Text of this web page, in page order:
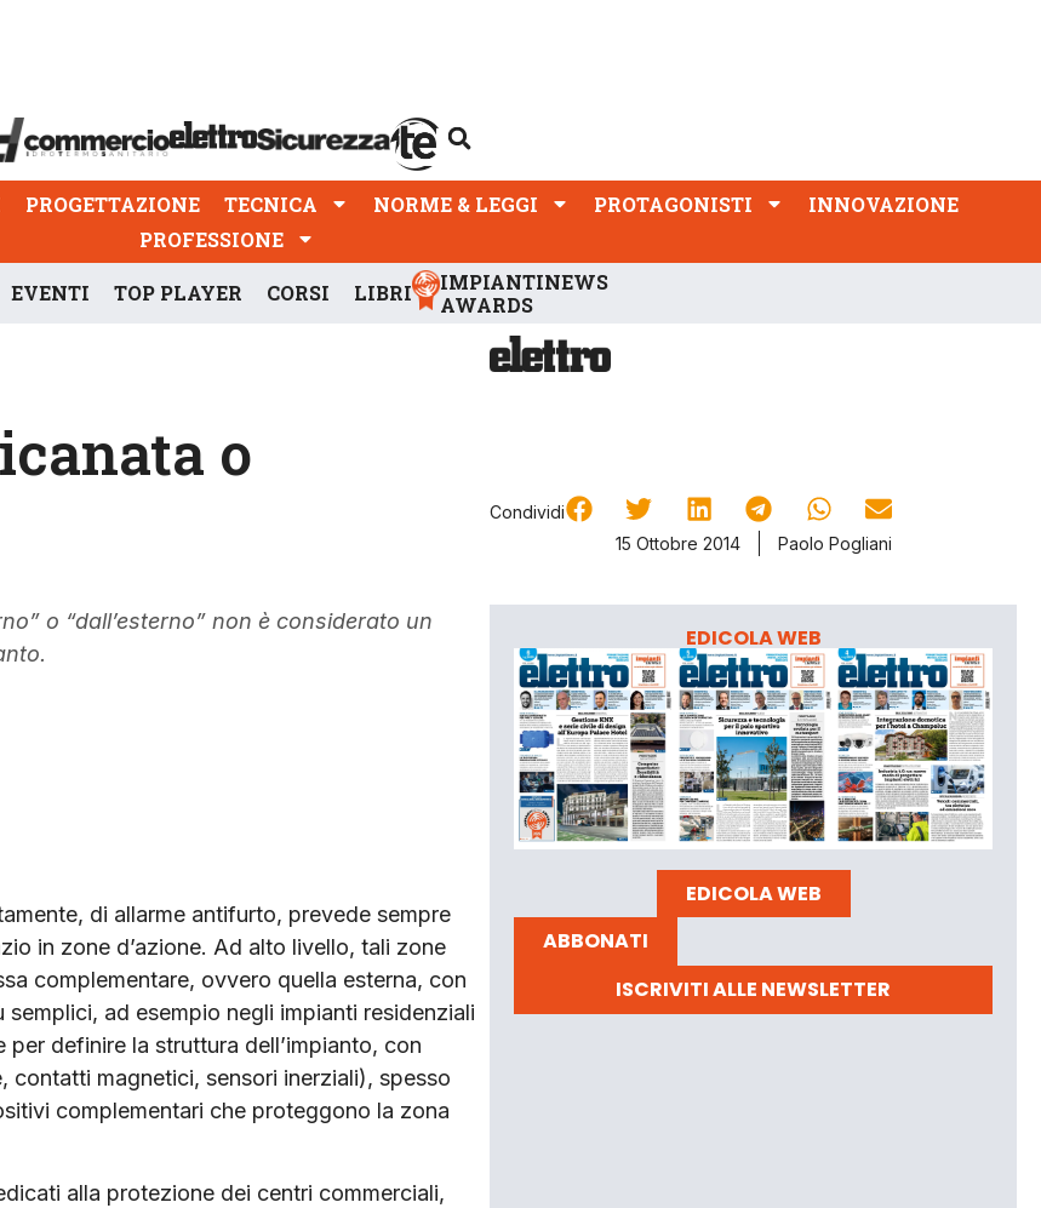
PROGETTAZIONE TECNICA NORME & LEGGI PROTAGONISTI
INNOVAZIONE
PROFESSIONE
EVENTI TOP PLAYER CORSI LIBRI
IMPIANTINEWS
AWARDS
o
Condividi
15 Ottobre 2014
Paolo Pogliani
o “dall’esterno” non è considerato un
di allarme antifurto, prevede sempre
in zone d’azione. Ad alto livello, tali zone
complementare, ovvero quella esterna, con
ad esempio negli impianti residenziali
definire la struttura dell’impianto, con
magnetici, sensori inerziali), spesso
complementari che proteggono la zona
alla protezione dei centri commerciali,
EDICOLA WEB
EDICOLA WEB
ABBONATI
ISCRIVITI ALLE NEWSLETTER